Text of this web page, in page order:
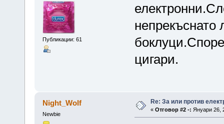
Публикации: 61
непрекъснато
цигари.
Night_Wolf
Newbie
Re: За или против
« Отговор #2 -: Януари 26,